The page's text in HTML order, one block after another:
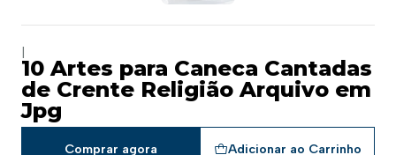
10 Artes para Caneca Cantadas
de Crente Religião Arquivo em
Jpg
Adicionar ao Carrinho
Comprar agora